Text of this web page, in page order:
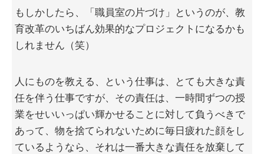
もしかしたら、「職員室の片づけ」というのが、教
育改革のいちばん効果的なプロジェクトになるかも
しれません（笑）
人にものを教える、という仕事は、とても大きな責
任を伴う仕事ですが、その責任は、一時間ずつの授
業をせいいっぱい輝かせることに対して負うべきで
あって、物を捨てられないために毎日疲れた顔をし
ているようなら、それは一番大きな責任を放棄して